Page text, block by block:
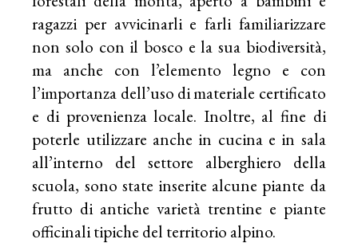
ragazzi per avvicinarli e farli familiarizzare
non solo con il bosco e la sua biodiversità,
ma anche con l’elemento legno e con
l’importanza dell’uso di materiale certificato
e di provenienza locale. Inoltre, al fine di
poterle utilizzare anche in cucina e in sala
all’interno del settore alberghiero della
scuola, sono state inserite alcune piante da
frutto di antiche varietà trentine e piante
officinali tipiche del territorio alpino.